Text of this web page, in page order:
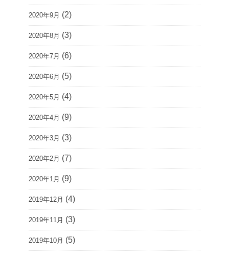
2020年9月 (2)
2020年8月 (3)
2020年7月 (6)
2020年6月 (5)
2020年5月 (4)
2020年4月 (9)
2020年3月 (3)
2020年2月 (7)
2020年1月 (9)
2019年12月 (4)
2019年11月 (3)
2019年10月 (5)